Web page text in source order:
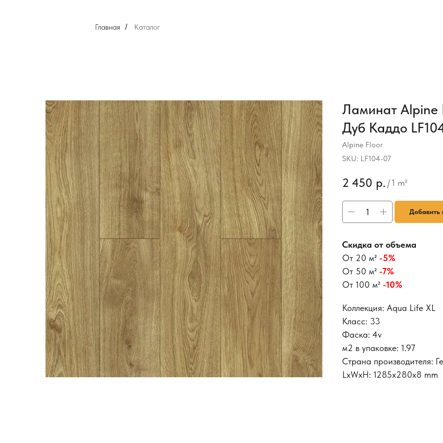
Главная / Каталог
Ламинат Alpine
Дуб Каддо
Alpine Floor
SKU: LF104-07
2 450 р. /1 m²
Добавить
Скидка от объема
От 20 м² -5%
От 50 м² -7%
От 100 м² -10%
Коллекция: Aqua Life XL
Класс: 33
Фаска: 4v
м2 в упаковке: 1.97
Страна производителя:
LxWxH: 1285x280x8 mm